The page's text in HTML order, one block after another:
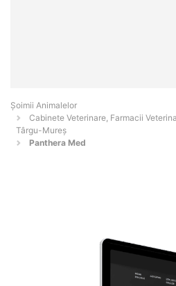
Şoimii Animalelor
Cabinete Veterinare, Farmacii
Târgu-Mureş
Panthera Med